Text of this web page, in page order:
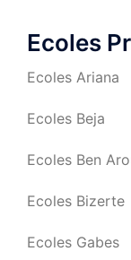
Ecoles
Ecoles Ariana
Ecoles Beja
Ecoles Ben
Ecoles Bizerte
Ecoles Gabes